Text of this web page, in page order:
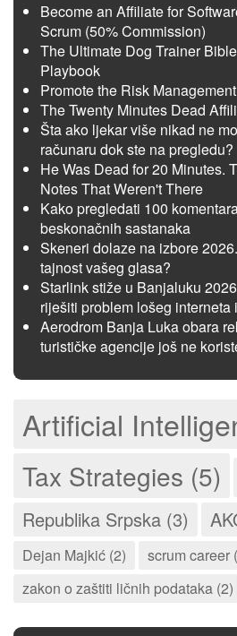
Become an Affiliate for
Scrum (50% Commission)
The Ultimate Dog Trainer
Playbook
Promote the Risk
The Twenty Minutes Dead
Šta ako ljekar više nikad ne
računaru dok ste na pregledu?
He Was Dead for 20 Minutes.
Notes That Weren't There
Kako pregledati 100
beskonačnih sastanaka
Skeneri dolaze na izbore
tajnost vašeg glasa?
Starlink stiže u Banjaluku
riješiti problem lošeg interneta
Aerodrom Banja Luka obara
turističke agencije još ne
Artificial
Tax Strategies (5)
Republika Srpska (3)
Dejan Majkić (2)
scrum career
zakon o zaštiti ličnih podataka (2)